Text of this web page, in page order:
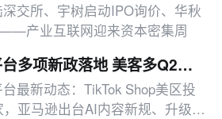
交所、宇树启动IPO询价、华秋
产业互联网迎来资本密集周
跨境日报：跨境平台多项新政落地 美客多Q2营收同比增50%
最新动态：TikTok Shop美区投
亚马逊出台AI内容新规、升级卖